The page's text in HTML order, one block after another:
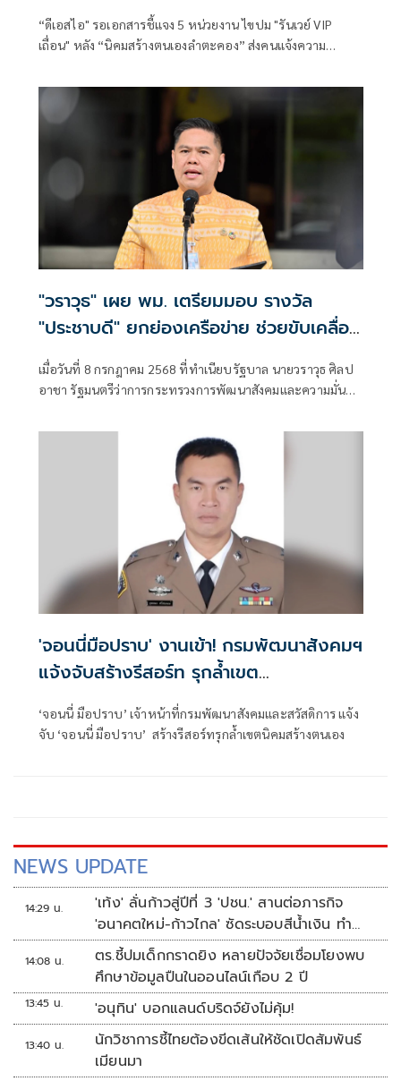
“ดีเอสไอ" รอเอกสารชี้แจง 5 หน่วยงาน ไขปม "รันเวย์ VIP
เถื่อน" หลัง “นิคมสร้างตนเองลำตะคอง” ส่งคนแจ้งความ
อธิบดีกรมพัฒนาสังคมและสวัสดิการ
"วราวุธ" เผย พม. เตรียมมอบ รางวัล
"ประชาบดี" ยกย่องเครือข่าย ช่วยขับเคลื่อน
งานจัดสวัสดิการและพัฒนาสังคม-คุณภาพ
ชีวิตกลุ่มเปราะบาง-ทำคุณประโยชน์แก่ผู้อยู่
เมื่อวันที่ 8 กรกฎาคม 2568 ที่ทำเนียบรัฐบาล นายวราวุธ ศิลป
อาชา รัฐมนตรีว่าการกระทรวงการพัฒนาสังคมและความมั่นคง
ความมั่นคงของมนุษย์ (พม.) โดย กรมพัฒนาสังคมและสวัสดิการ
(พส.) ได้ขับเคลื่อนงานพัฒนาคุณภาพชีวิตประชาชนทุกกลุ่ม
'จอนนี่มือปราบ' งานเข้า! กรมพัฒนาสังคมฯ
แจ้งจับสร้างรีสอร์ท รุกล้ำเขต
นิคมสร้างตนเอง
‘จอนนี่ มือปราบ’ เจ้าหน้าที่กรมพัฒนาสังคมและสวัสดิการ แจ้ง
จับ ‘จอนนี่ มือปราบ’ สร้างรีสอร์ทรุกล้ำเขตนิคมสร้างตนเอง
NEWS UPDATE
14:29 น.
'เท้ง' ลั่นก้าวสู่ปีที่ 3 'ปชน.' สานต่อภารกิจ
'อนาคตใหม่-ก้าวไกล' ซัดระบอบสีน้ำเงิน ทำ
หลักนิติรัฐ-นิติธรรมสั่นคลอน
14:08 น.
ตร.ชี้ปมเด็กกราดยิง หลายปัจจัยเชื่อมโยงพบ
ศึกษาข้อมูลปืนในออนไลน์เกือบ 2 ปี
13:45 น. 'อนุทิน' บอกแลนด์บริดจ์ยังไม่คุ้ม!
13:40 น.
นักวิชาการชี้ไทยต้องขีดเส้นให้ชัดเปิดสัมพันธ์
เมียนมา